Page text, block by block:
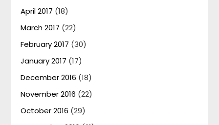
April 2017 (18)
March 2017 (22)
February 2017 (30)
January 2017 (17)
December 2016 (18)
November 2016 (22)
October 2016 (29)